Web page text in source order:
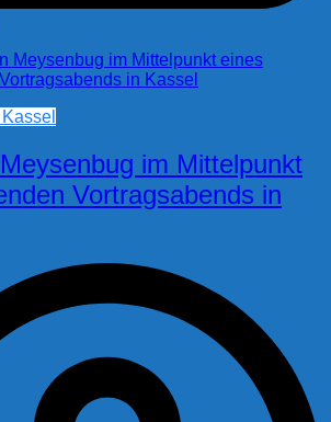
im Mittelpunkt
Vortragsabends in